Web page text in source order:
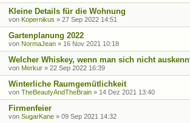
Kleine Details für die Wohnung
von Kopernikus » 27 Sep 2022 14:51
Gartenplanung 2022
von NormaJean » 16 Nov 2021 10:18
Welcher Whiskey, wenn man sich nicht
von Merkur » 22 Sep 2022 16:39
Winterliche Raumgemütlichkeit
von TheBeautyAndTheBrain » 14 Dez 2021 13:40
Firmenfeier
von SugarKane » 09 Sep 2021 14:32